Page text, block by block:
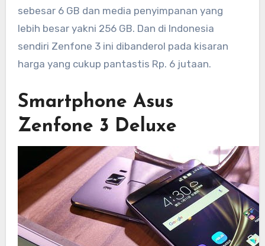
sebesar 6 GB dan media penyimpanan yang
lebih besar yakni 256 GB. Dan di Indonesia
sendiri Zenfone 3 ini dibanderol pada kisaran
harga yang cukup pantastis Rp. 6 jutaan.
Smartphone Asus
Zenfone 3 Deluxe